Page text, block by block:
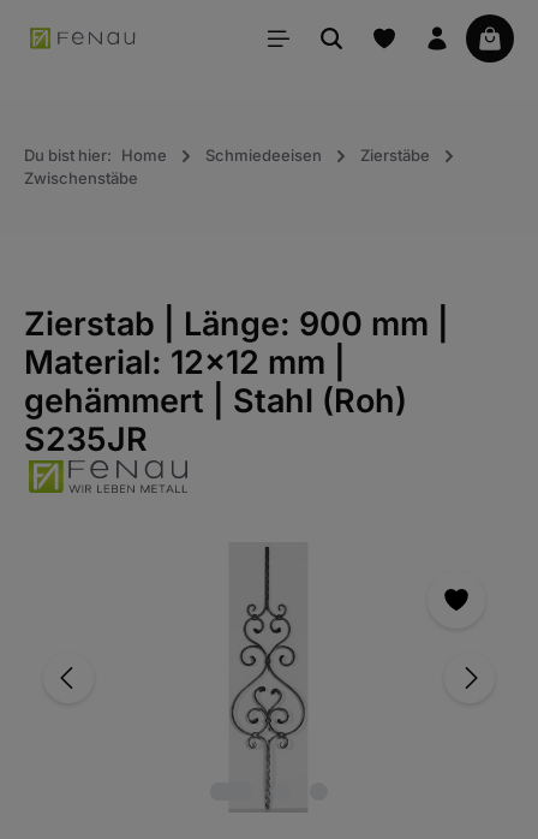
springen
Du bist hier: Home Schmiedeeisen
Zierstäbe
Zwischenstäbe
Zierstab | Länge: 900 mm |
Material: 12x12 mm |
gehämmert | Stahl (Roh)
S235JR